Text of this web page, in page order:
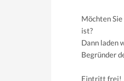
Möchten
ist?
Dann laden
Begründer
Eintritt frei!